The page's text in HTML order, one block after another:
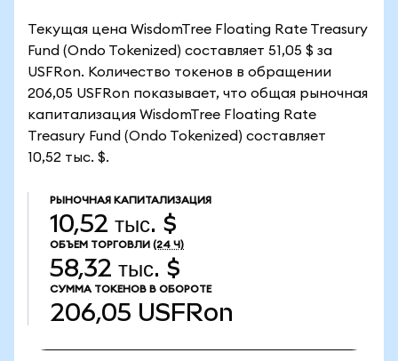
Текущая цена WisdomTree Floating Rate Treasury
Fund (Ondo Tokenized) составляет 51,05 $ за
USFRon. Количество токенов в обращении
206,05 USFRon показывает, что общая рыночная
капитализация WisdomTree Floating Rate
Treasury Fund (Ondo Tokenized) составляет
10,52 тыс. $.
РЫНОЧНАЯ КАПИТАЛИЗАЦИЯ
10,52 тыс. $
ОБЪЕМ ТОРГОВЛИ (24 Ч)
58,32 тыс. $
СУММА ТОКЕНОВ В ОБОРОТЕ
206,05 USFRon